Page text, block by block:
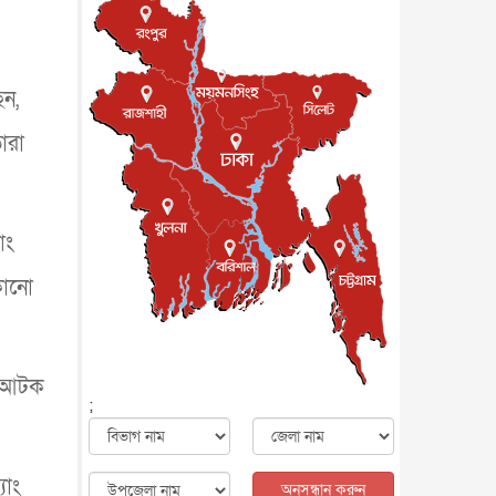
আটক
পাকিস্তান-তুরস্কের সঙ্গে প্রতিরক্ষা
চুক্তি সৌদি আরবকে কতটা ন...
আন্তর্জাতিক ৮ আগস্ট, ২০২৬
যুক্তরাজ্যে গ্রুমিং কেলেঙ্কারি :
পাকিস্তানির অপরাধে অস্বস্তি...
আন্তর্জাতিক
বিরোধ কাটিয়ে কূটনৈতিক সম্পর্ক
পুনঃস্থাপন করছে মেক্সিকো ও
পের...আন্তর্জাতিক ৮ আগস্ট, ২০২৬
এবার ওটিটিতে মুক্তি পেল ‘মালিক’
বিনোদন ৮ আগস্ট, ২০২৬
রিয়ালকে ‘না’ বলা রদ্রির জন্য
বার্সার কাছে কত চাইল ম্যানসিটি
শিল্পকলায় চলচ্চিত্র উৎসব, বিনা
মূল্যে দেখা যাবে ৬ সিনেমা
বিনোদন
;
অনুসন্ধান করুন